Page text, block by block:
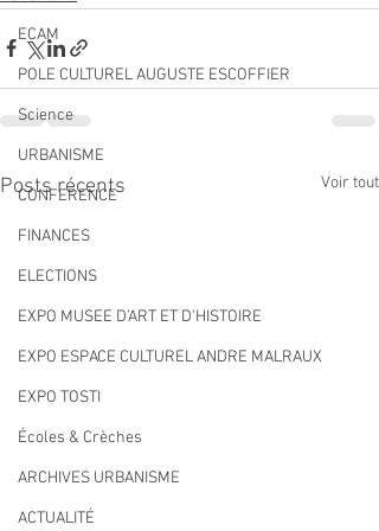
ECAM
POLE CULTUREL AUGUSTE ESCOFFIER
Science
URBANISME
CONFERENCE
FINANCES
ELECTIONS
EXPO MUSEE D'ART ET D'HISTOIRE
EXPO ESPACE CULTUREL ANDRE MALRAUX
EXPO TOSTI
Écoles & Crèches
ARCHIVES URBANISME
ACTUALITÉ
Posts récents Voir tout